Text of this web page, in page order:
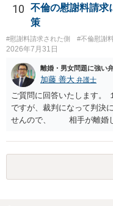
われます。 一度、最寄りの
10
不倫の慰謝料請求
策
#慰謝料請求された側 #不倫慰謝
2026年7月31日
離婚・男女問題に強い
加藤 善大 弁護士
ご質問に回答いたしま
ですが、裁判になって判決
せんので、 相手が離婚し
するデメリットはあります
反対にご自身が、裁判も
に働く可能性は有り得ま
が弁護士に依頼しているケ